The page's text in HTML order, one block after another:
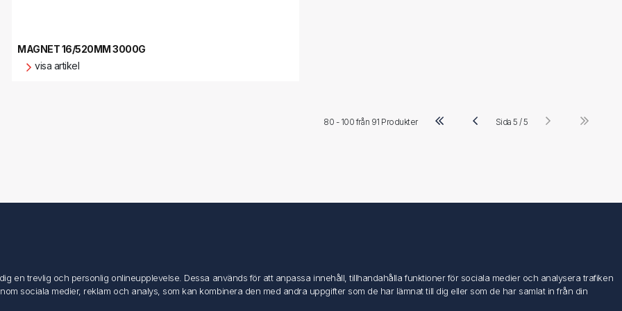
MAGNET 16/520MM 3000G
visa artikel
80 - 100 från 91 Produkter Sida 5 / 5
Mina ordrar
en trevlig och personlig onlineupplevelse. Dessa används för att anpassa innehåll, tillhandahålla funktioner för sociala medier och analysera trafiken
sociala medier, reklam och analys, som kan kombinera den med andra uppgifter som de har lämnat till dig eller som de har samlat in från din